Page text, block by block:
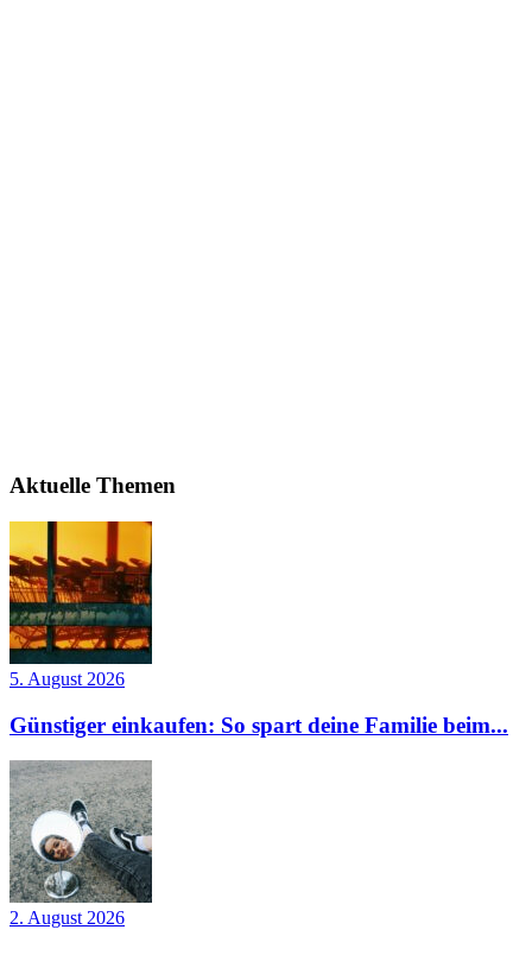
Aktuelle Themen
5. August 2026
Günstiger einkaufen: So spart deine Familie beim...
2. August 2026